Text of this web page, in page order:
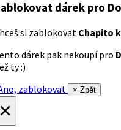
dárek pro
si zablokovat Chapito
dárek pak nekoupí pro
ty :)
zablokovat
× Zpět